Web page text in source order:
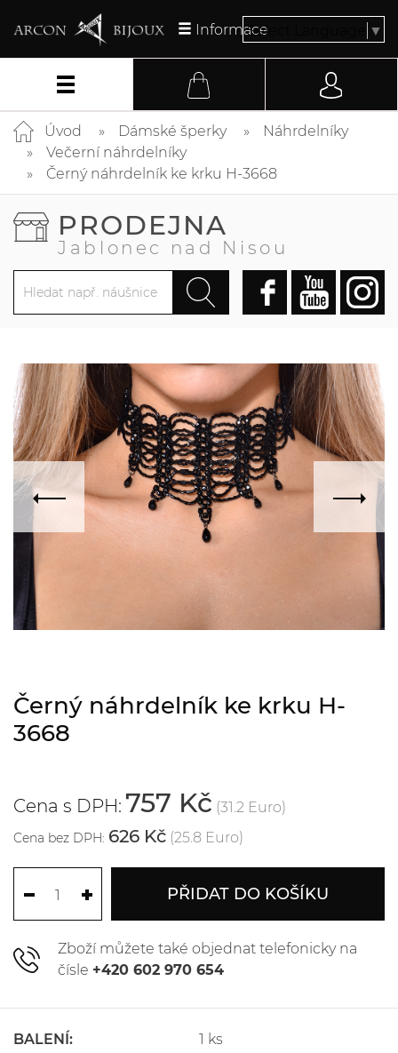
InformaceSelect Language ▼
Úvod Dámské šperky
Náhrdelníky
Večerní náhrdelníky
Černý náhrdelník ke krku H-3668
PRODEJNA
Jablonec nad Nisou
Černý náhrdelník ke krku H-
3668
Cena s DPH: 757 Kč (31.2 Euro)
Cena bez DPH: 626 Kč (25.8 Euro)
PŘIDAT DO KOŠÍKU
Zboží můžete také objednat telefonicky na
čísle +420 602 970 654
BALENÍ: 1 ks